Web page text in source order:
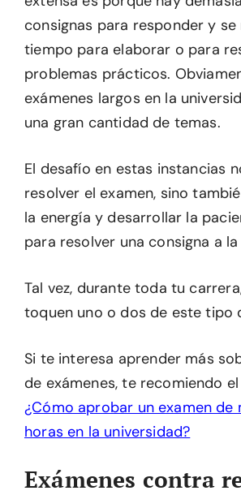
consignas para responder y se
tiempo para elaborar o para
problemas prácticos.
exámenes largos en la
una gran cantidad de temas.
El desafío en estas instancias
resolver el examen, sino
la energía y desarrollar la
para resolver una consigna a la
Tal vez, durante toda tu
toquen uno o dos de este tipo
Si te interesa aprender más
de exámenes, te recomiendo
¿Cómo aprobar un examen de
horas en la universidad?
Exámenes contra